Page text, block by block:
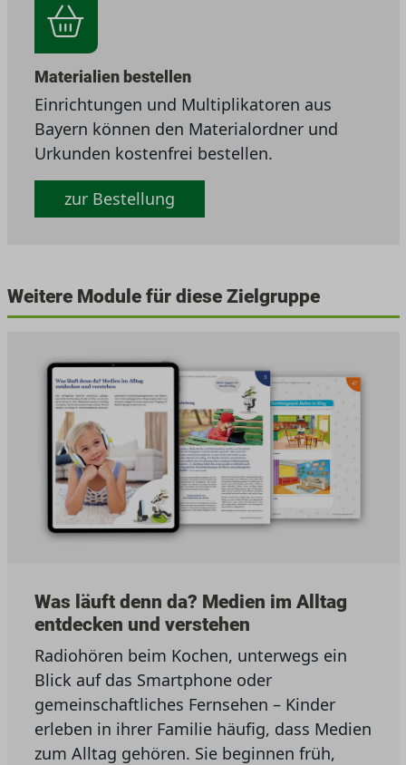
Materialien bestellen
Einrichtungen und Multiplikatoren aus
Bayern können den Materialordner und
Urkunden kostenfrei bestellen.
zur Bestellung
Weitere Module für diese Zielgruppe
Was läuft denn da? Medien im Alltag
entdecken und verstehen
Radiohören beim Kochen, unterwegs ein
Blick auf das Smartphone oder
gemeinschaftliches Fernsehen – Kinder
erleben in ihrer Familie häufig, dass Medien
zum Alltag gehören. Sie beginnen früh,